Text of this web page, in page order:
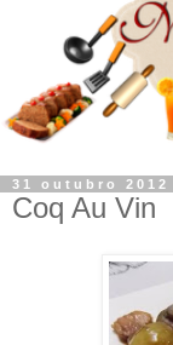
31 outubro 2012
Coq Au Vin